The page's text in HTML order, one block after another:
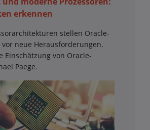
erkennen
stellen Oracle-
vor neue Herausforderungen.
Einschätzung von Oracle-
Paege.